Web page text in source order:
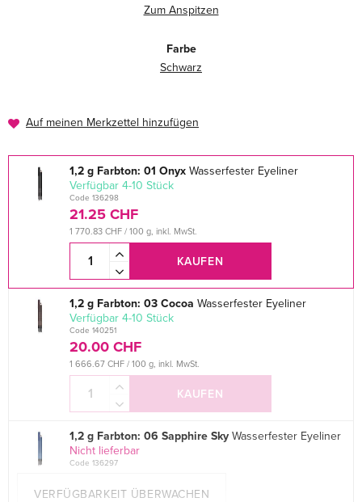
Zum Anspitzen
Farbe
Schwarz
Auf meinen Merkzettel hinzufügen
1,2 g Farbton: 01 Onyx Wasserfester Eyeliner
verfügbar 4-10 Stück
Code 136298
21.25 CHF
1 770.83 CHF / 100 g, inkl. MwSt.
KAUFEN
1,2 g Farbton: 03 Cocoa Wasserfester Eyeliner
verfügbar 4-10 Stück
Code 140251
20.00 CHF
1 666.67 CHF / 100 g, inkl. MwSt.
KAUFEN
1,2 g Farbton: 06 Sapphire Sky Wasserfester Eyeliner
Nicht lieferbar
Code 136297
VERFÜGBARKEIT ÜBERWACHEN